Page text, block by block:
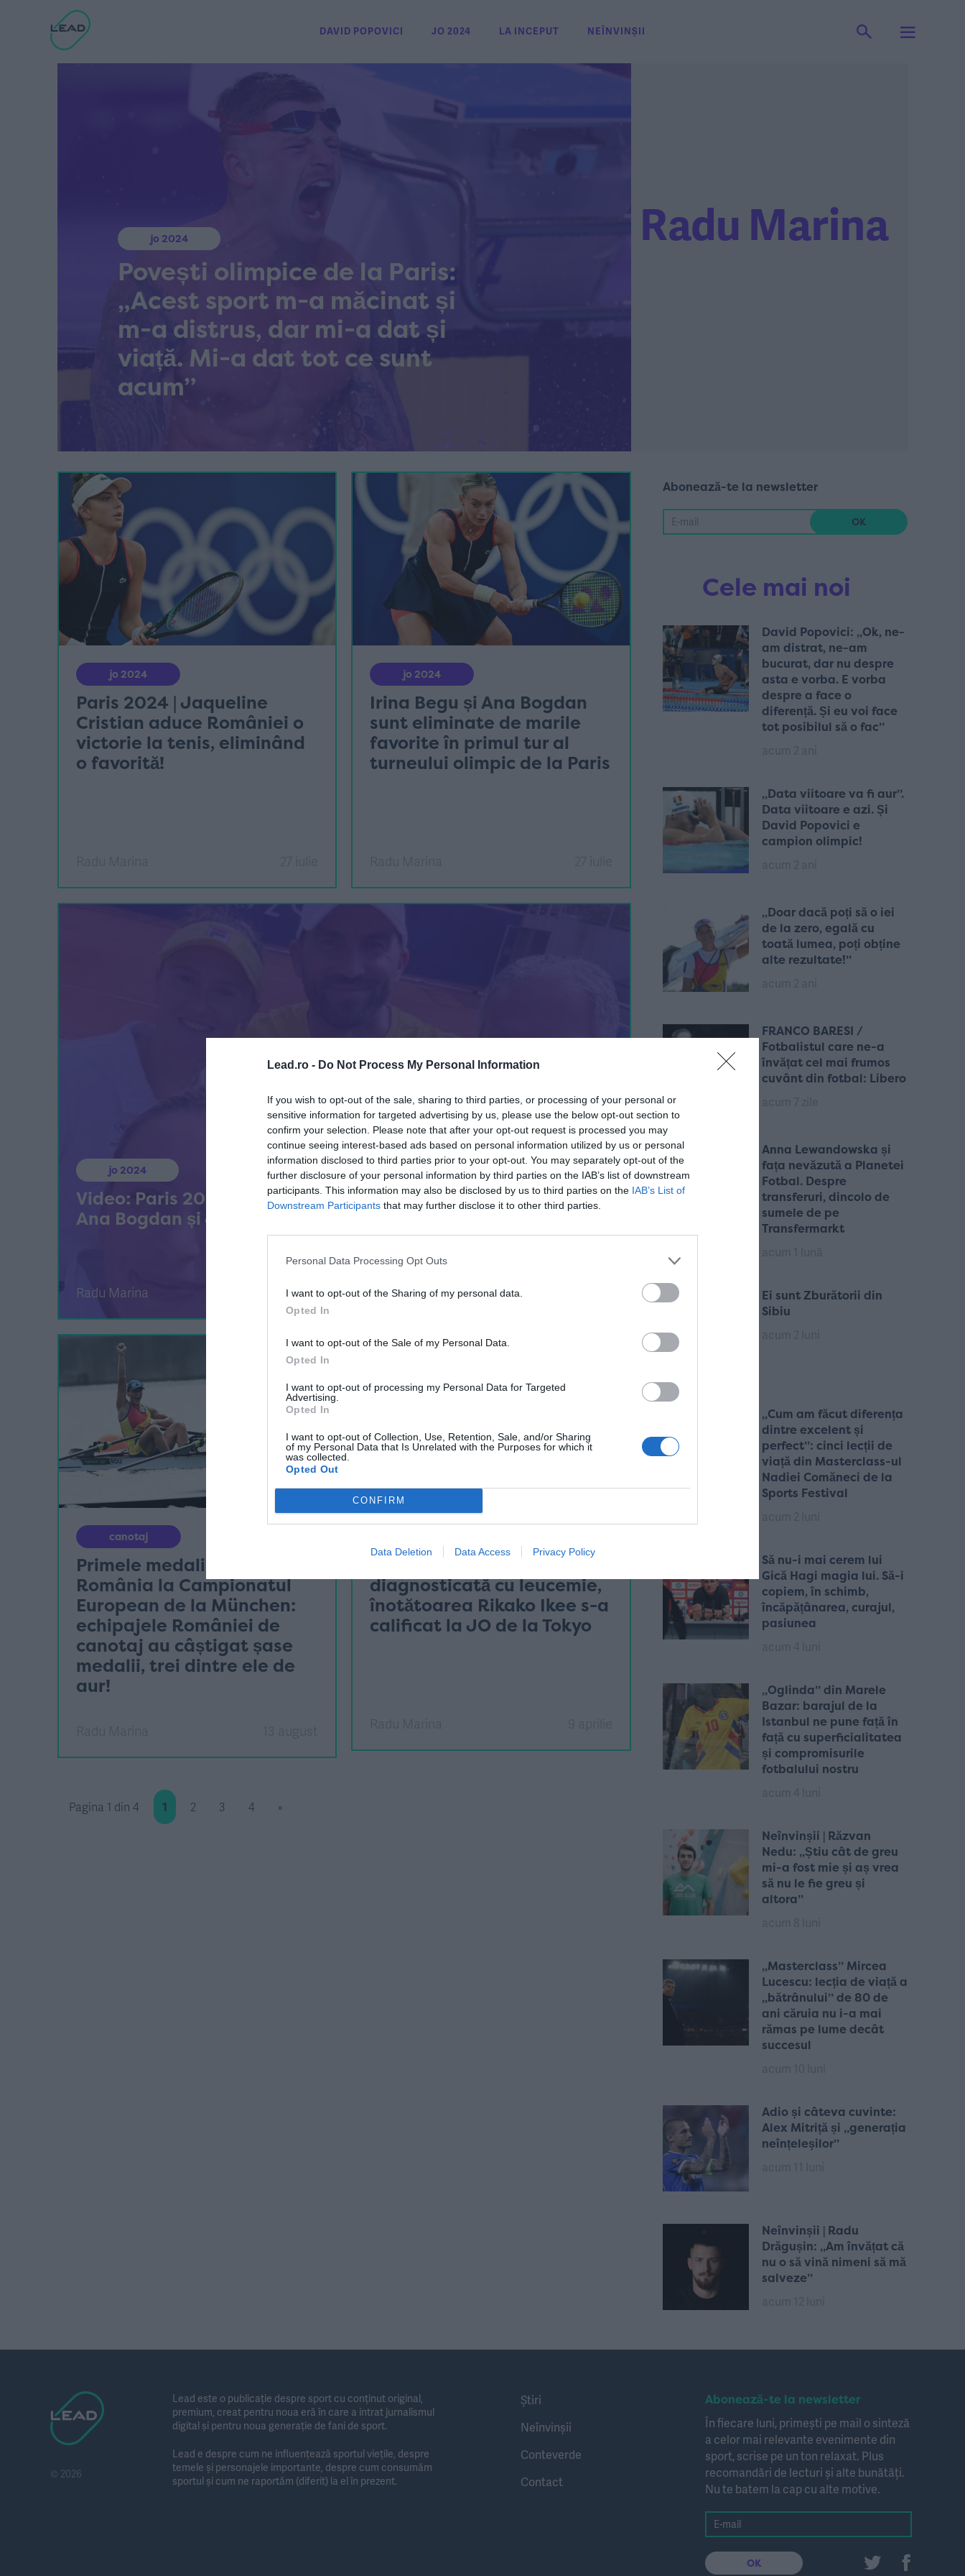
Lead.ro - Do Not Process My Personal Information
If you wish to opt-out of the sale, sharing to third parties, or processing of your personal or
sensitive information for targeted advertising by us, please use the below opt-out section to
confirm your selection. Please note that after your opt-out request is processed you may
continue seeing interest-based ads based on personal information utilized by us or personal
information disclosed to third parties prior to your opt-out. You may separately opt-out of the
further disclosure of your personal information by third parties on the IAB’s list of downstream
participants. This information may also be disclosed by us to third parties on the IAB’s List of
Downstream Participants that may further disclose it to other third parties.
Personal Data Processing Opt Outs
I want to opt-out of the Sharing of my personal data.
Opted In
I want to opt-out of the Sale of my Personal Data.
Opted In
I want to opt-out of processing my Personal Data for Targeted
Advertising.
Opted In
I want to opt-out of Collection, Use, Retention, Sale, and/or Sharing
of my Personal Data that Is Unrelated with the Purposes for which it
was collected.
Opted Out
CONFIRM
Data Deletion Data Access Privacy Policy
DAVID POPOVICI JO 2024 LA INCEPUT NEÎNVINȘII
Radu Marina
jo 2024
Povești olimpice de la Paris:
„Acest sport m-a măcinat și
m-a distrus, dar mi-a dat și
viață. Mi-a dat tot ce sunt
acum”
jo 2024
Paris 2024 | Jaqueline
Cristian aduce României o
victorie la tenis, eliminând
o favorită!
jo 2024
Irina Begu și Ana Bogdan
sunt eliminate de marile
favorite în primul tur al
turneului olimpic de la Paris
jo 2024
Video: Paris 2024, tenis | Favoritele 1, 4 și 17 pentru Irina Begu,
Ana Bogdan și Jaqueline Cristian pe tabloul de simplu
Radu Marina
canotaj
Primele medalii pentru
România la Campionatul
European de la München:
echipajele României de
canotaj au câștigat șase
medalii, trei dintre ele de
aur!
La doi ani după ce a fost
diagnosticată cu leucemie,
înotătoarea Rikako Ikee s-a
calificat la JO de la Tokyo
Pagina 1 din 4 1 2 3 4 »
Abonează-te la newsletter
Cele mai noi
David Popovici: „Ok, ne-
am distrat, ne-am
bucurat, dar nu despre
asta e vorba. E vorba
despre a face o
diferență. Și eu voi face
tot posibilul să o fac”
„Data viitoare va fi aur”.
Data viitoare e azi. Și
David Popovici e
campion olimpic!
„Doar dacă poți să o iei
de la zero, egală cu
toată lumea, poți obține
alte rezultate!”
FRANCO BARESI /
Fotbalistul care ne-a
învățat cel mai frumos
cuvânt din fotbal: Libero
Anna Lewandowska și
fața nevăzută a Planetei
Fotbal. Despre
transferuri, dincolo de
sumele de pe
Transfermarkt
Ei sunt Zburătorii din
Sibiu
„Cum am făcut diferența
dintre excelent și
perfect”: cinci lecții de
viață din Masterclass-ul
Nadiei Comăneci de la
Sports Festival
Să nu-i mai cerem lui
Gică Hagi magia lui. Să-i
copiem, în schimb,
încăpățânarea, curajul,
pasiunea
„Oglinda” din Marele
Bazar: barajul de la
Istanbul ne pune față în
față cu superficialitatea
și compromisurile
fotbalului nostru
Neînvinșii | Răzvan
Nedu: „Știu cât de greu
mi-a fost mie și aș vrea
să nu le fie greu și
altora”
„Masterclass” Mircea
Lucescu: lecția de viață a
„bătrânului” de 80 de
ani căruia nu i-a mai
rămas pe lume decât
succesul
Adio și câteva cuvinte:
Alex Mitriță și „generația
neînțeleșilor”
Neînvinșii | Radu
Drăgușin: „Am învățat că
nu o să vină nimeni să mă
salveze”
© 2026
Lead este o publicație despre sport cu conținut original,
premium, creat pentru noua eră în care a intrat jurnalismul
digital și pentru noua generație de fani de sport.
Lead e despre cum ne influențează sportul viețile, despre
temele și personajele importante, despre cum consumăm
sportul și cum ne raportăm (diferit) la el în prezent.
Știri
Neînvinșii
Conteverde
Contact
Abonează-te la newsletter
În fiecare luni, primești pe mail o sinteză
a celor mai relevante evenimente din
sport, scrise pe un ton relaxat. Plus
recomandări de lecturi și alte bunătăți.
Nu te batem la cap cu alte motive.